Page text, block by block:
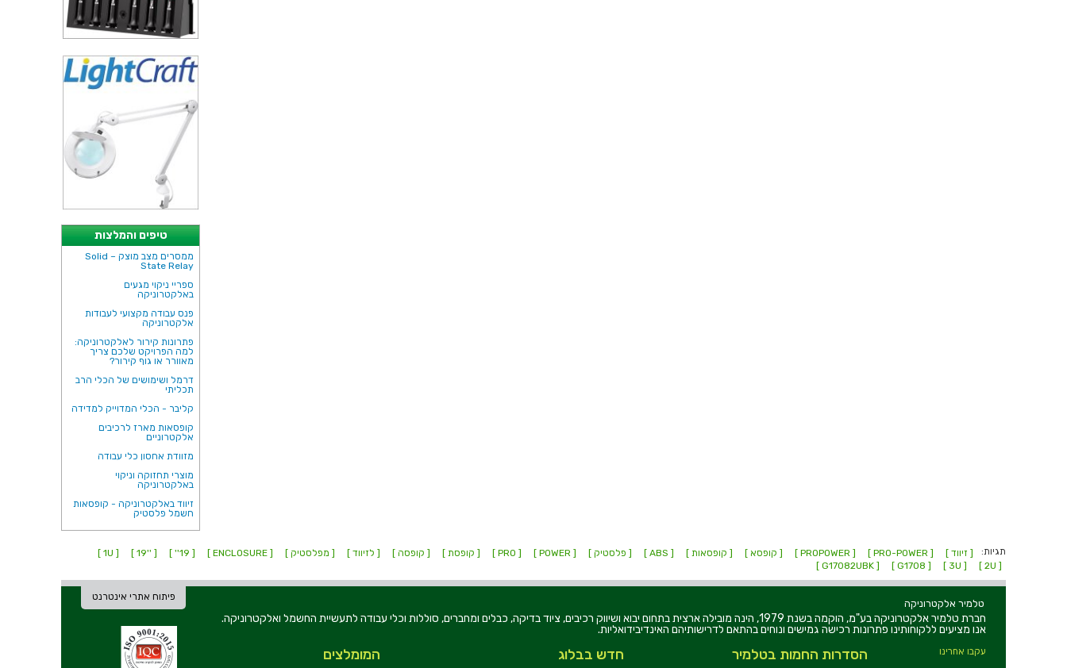
טיפים והמלצות
ממסרים מצב מוצק – Solid
State Relay
ספריי ניקוי מגעים
באלקטרוניקה
פנס עבודה מקצועי לעבודות
אלקטרוניקה
פתרונות קירור לאלקטרוניקה:
למה הפרויקט שלכם צריך
מאוורר או גוף קירור?
דרמל ושימושים של הכלי הרב
תכליתי
קליבר - הכלי המדוייק למדידה
קופסאות מארז לרכיבים
אלקטרוניים
מזוודת אחסון כלי עבודה
מוצרי תחזוקה וניקוי
באלקטרוניקה
זיווד באלקטרוניקה - קופסאות
חשמל פלסטיק
תגיות: [ זיווד ] [ PRO-POWER ]
[ PROPOWER ] [ קופסא ] [ קופסאות ] [ ABS ] [ פלסטיק ] [ POWER ]
[ PRO ] [ קופסת ] [ קופסה ] [ לזיווד ] [ מפלסטיק ] [ ENCLOSURE ]
[ 19'' ]
[ ''19 ]
[ 1U ]
[ 2U ]
[ 3U ]
[ G1708 ]
[ G17082UBK ]
פיתוח אתרי אינטרנט
טלמיר אלקטרוניקה
חברת טלמיר אלקטרוניקה בע"מ, הוקמה בשנת 1979, הינה מובילה ארצית בתחום יבוא ושיווק רכיבים, ציוד בדיקה, כבלים ומחברים, סוללות וכלי עבודה לתעשיית החשמל ואלקטרוניקה.
אנו מציעים ללקוחותינו פתרונות רכישה גמישים ונוחים בהתאם לדרישותיהם האינדיבידואליות.
עקבו אחרינו המומלצים חדש בבלוג הסדרות החמות בטלמיר